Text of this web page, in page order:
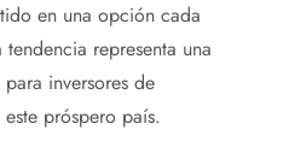
en una opción cada
representa una
inversores de
este próspero país.